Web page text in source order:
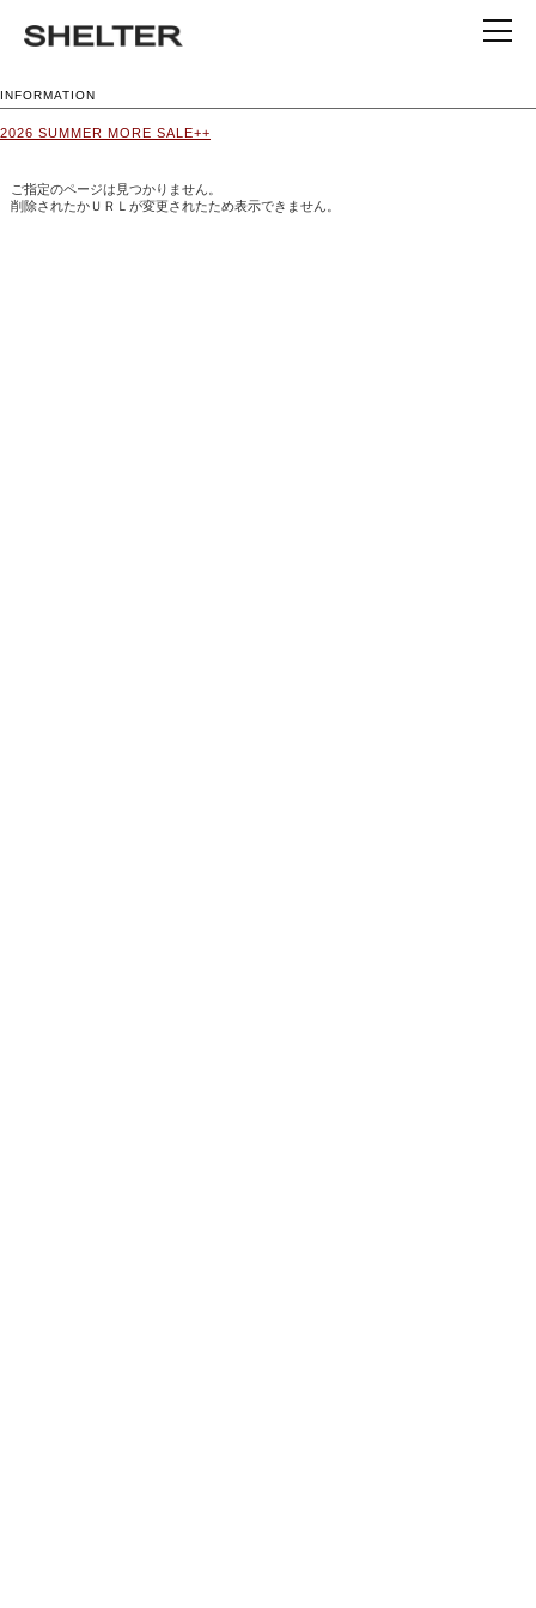
INFORMATION
2026 SUMMER MORE SALE++
ご指定のページは見つかりません。
削除されたかＵＲＬが変更されたため表示できません。